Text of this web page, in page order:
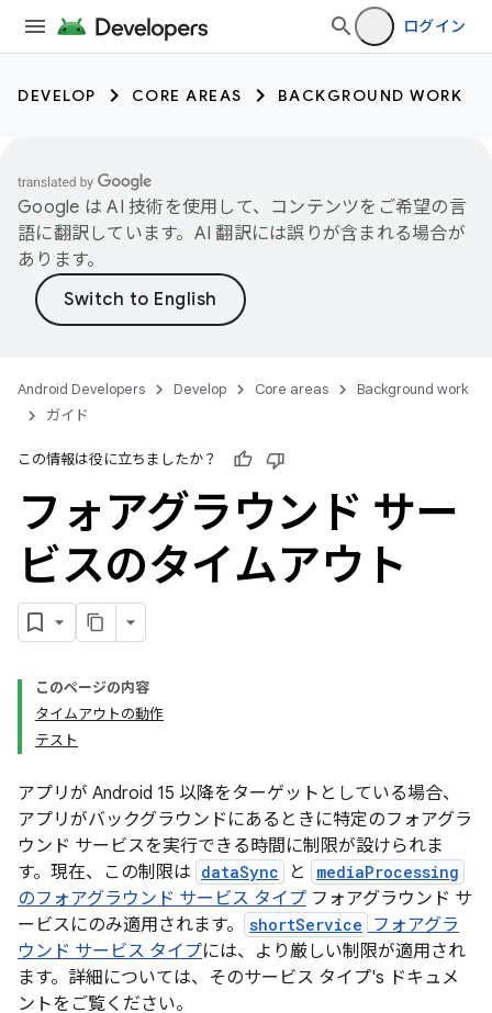
ログイン
DEVELOP CORE AREAS BACKGROUND WORK
Google は AI 技術を使用して、コンテンツをご希望の言
語に翻訳しています。AI 翻訳には誤りが含まれる場合が
あります。
Android Developers Develop Core areas
Background work
ガイド
この情報は役に立ちましたか？
フォアグラウンド サー
ビスのタイムアウト
このページの内容
タイムアウトの動作
テスト
アプリが Android 15 以降をターゲットとしている場合、
アプリがバックグラウンドにあるときに特定のフォアグラ
ウンド サービスを実行できる時間に制限が設けられま
す。現在、この制限は dataSync と mediaProcessing
のフォアグラウンド サービス タイプ フォアグラウンド サ
ービスにのみ適用されます。
shortService
フォアグラ
ウンド サービス タイプには、より厳しい制限が適用され
ます。詳細については、そのサービス タイプ's ドキュメ
ントをご覧ください。